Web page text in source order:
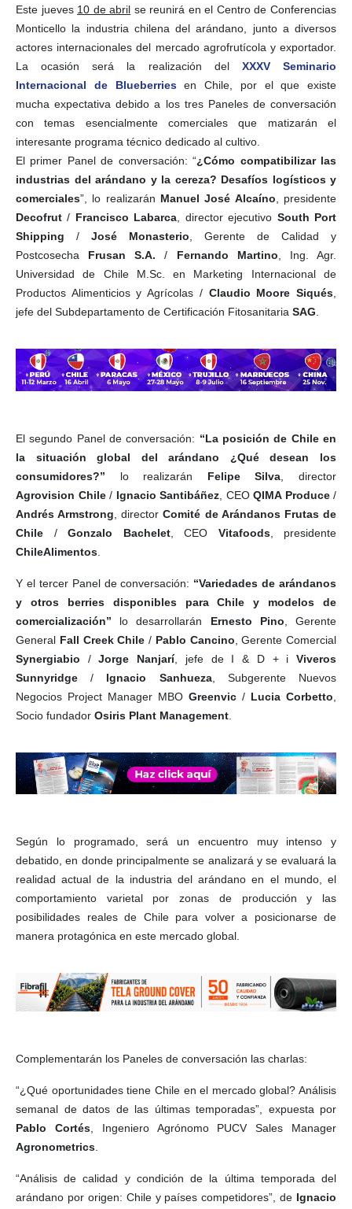
Este jueves 10 de abril se reunirá en el Centro de Conferencias
Monticello la industria chilena del arándano, junto a diversos
actores internacionales del mercado agrofrutícola y exportador.
La ocasión será la realización del XXXV Seminario
Internacional de Blueberriesen Chile, por el que existe
mucha expectativa debido a los tres Paneles de conversación
con temas esencialmente comerciales que matizarán el
interesante programa técnico dedicado al cultivo.
El primer Panel de conversación: “¿Cómo compatibilizar las
industrias del arándano y la cereza? Desafíos logísticos y
comerciales”, lo realizarán Manuel José Alcaíno , presidente
Decofrut / Francisco Labarca , director ejecutivo South Port
Shipping / José Monasterio , Gerente de Calidad y
Postcosecha Frusan S.A. / Fernando Martino , Ing. Agr.
Universidad de Chile M.Sc. en Marketing Internacional de
Productos Alimenticios y Agrícolas / Claudio Moore Siqués
jefe del Subdepartamento de Certificación Fitosanitaria SAG
El segundo Panel de conversación: “La posición de Chile en
la situación global del arándano ¿Qué desean los
consumidores?” lo realizarán Felipe Silva , director
Agrovision Chile/ Ignacio Santibáñez , CEO QIMA Produce/
Andrés Armstrong , directorComité de Arándanos Frutas de
Chile / Gonzalo Bachelet, CEO Vitafoods, presidente
ChileAlimentos
Y el tercer Panel de conversación: “Variedades de arándanos
y otros berries disponibles para Chile y modelos de
comercialización” lo desarrollarán Ernesto Pino , Gerente
General Fall Creek Chile / Pablo Cancino , Gerente Comercial
Synergiabio /Jorge Nanjarí, jefe de I & D + iViveros
Sunnyridge / Ignacio Sanhueza, Subgerente Nuevos
Negocios Project Manager MBO Greenvic / Lucia Corbetto
Socio fundador Osiris Plant Management
Según lo programado, será un encuentro muy intenso y
debatido, en donde principalmente se analizará y se evaluará la
realidad actual de la industria del arándano en el mundo, el
comportamiento varietal por zonas de producción y las
posibilidades reales de Chile para volver a posicionarse de
manera protagónica en este mercado global.
Complementarán los Paneles de conversación las charlas:
“¿Qué oportunidades tiene Chile en el mercado global? Análisis
semanal de datos de las últimas temporadas”, expuesta por
Pablo Cortés, Ingeniero Agrónomo PUCV Sales Manager
Agronometrics.
“Análisis de calidad y condición de la última temporada del
arándano por origen: Chile y países competidores”, de Ignacio